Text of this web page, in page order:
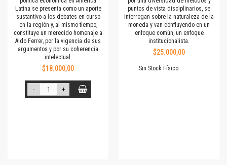
Latina se presenta como un aporte
sustantivo a los debates en curso
en la región y, al mismo tiempo,
constituye un merecido homenaje a
Aldo Ferrer, por la vigencia de sus
argumentos y por su coherencia
intelectual.
$18.000,00
- +
puntos de vista disciplinarios, se
interrogan sobre la naturaleza de la
moneda y van confluyendo en un
enfoque común, un enfoque
institucionalista.
$25.000,00
Sin Stock Físico